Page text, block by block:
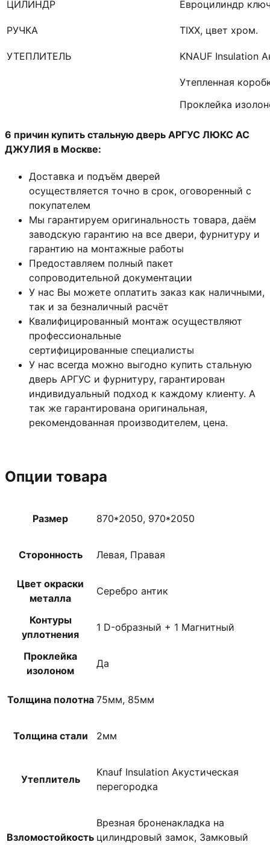
ЦИЛИНДР Евроцилиндр
РУЧКА TIXX, цвет хром.
УТЕПЛИТЕЛЬ KNAUF Insulation
Утепленная
Проклейка
6 причин купить стальную дверь АРГУС ЛЮКС АС
ДЖУЛИЯ в Москве:
Доставка и подъём дверей
осуществляется точно в срок, оговоренный с
покупателем
Мы гарантируем оригинальность товара, даём
заводскую гарантию на все двери, фурнитуру и
гарантию на монтажные работы
Предоставляем полный пакет
сопроводительной документации
У нас Вы можете оплатить заказ как наличными,
так и за безналичный расчёт
Квалифицированный монтаж осуществляют
профессиональные
сертифицированные специалисты
У нас всегда можно выгодно купить стальную
дверь АРГУС и фурнитуру, гарантирован
индивидуальный подход к каждому клиенту. А
так же гарантирована оригинальная,
рекомендованная производителем, цена.
Опции товара
Размер 870*2050, 970*2050
Сторонность Левая, Правая
Цвет окраски
металла
Серебро антик
Контуры
уплотнения
1 D-образный + 1 Магнитный
Проклейка
изолоном
Да
Толщина полотна 75мм, 85мм
Толщина стали 2мм
Утеплитель
Knauf Insulation Акустическая
перегородка
Взломостойкость
Врезная броненакладка на
цилиндровый замок, Замковый